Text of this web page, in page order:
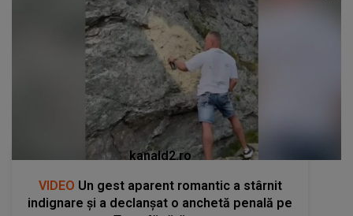
kanald2.ro
VIDEO Un gest aparent romantic a stârnit
indignare și a declanșat o anchetă penală pe